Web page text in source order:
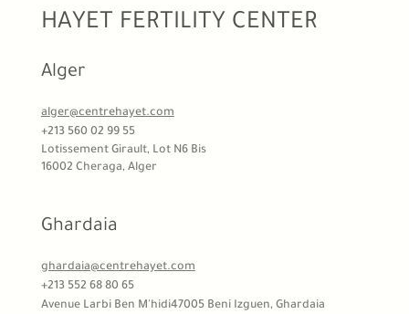
HAYET FERTILITY CENTER
Alger
alger@centrehayet.com
+213 560 02 99 55
Lotissement Girault, Lot N6 Bis
16002 Cheraga, Alger
Ghardaia
ghardaia@centrehayet.com
+213 552 68 80 65
Avenue Larbi Ben M'hidi47005 Beni Izguen, Ghardaia